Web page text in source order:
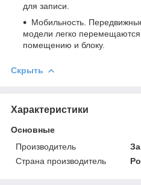
для записи.
Мобильность.
модели легко
помещению и блоку.
Скрыть
Характеристики
Основные
Производитель
Страна производитель